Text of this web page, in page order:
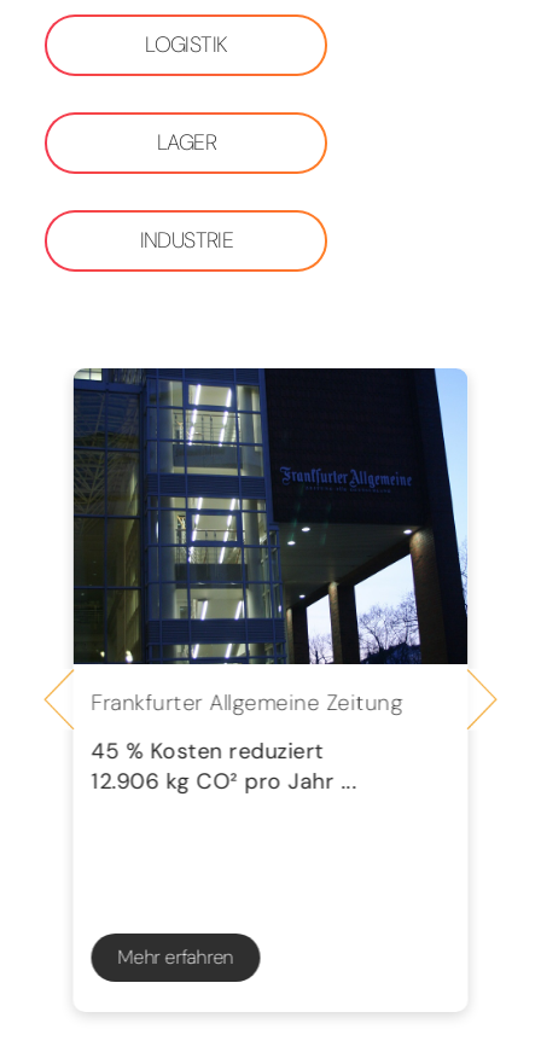
LOGISTIK
LAGER
INDUSTRIE
Frankfurter Allgemeine Zeitung
45 % Kosten reduziert
12.906 kg CO² pro Jahr ...
Mehr erfahren